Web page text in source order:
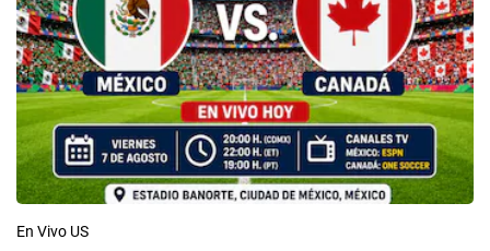
En Vivo US